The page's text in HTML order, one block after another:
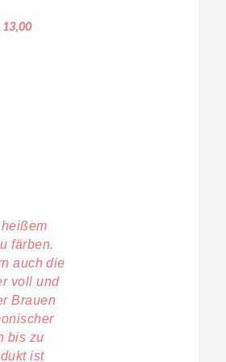
13,00
färben.
auch die
voll und
Brauen
bis zu
ist